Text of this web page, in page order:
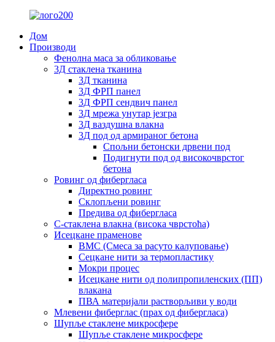
Дом
Производи
Фенолна маса за обликовање
3Д стаклена тканина
3Д тканина
3Д ФРП панел
3Д ФРП сендвич панел
3Д мрежа унутар језгра
3Д ваздушна влакна
3Д под од армираног бетона
Спољни бетонски дрвени под
Подигнути под од високочврстог
бетона
Ровинг од фибергласа
Директно ровинг
Склопљени ровинг
Предива од фибергласа
С-стаклена влакна (висока чврстоћа)
Исецкане праменове
BMC (Смеса за расуто калуповање)
Сецкане нити за термопластику
Мокри процес
Исецкане нити од полипропиленских (ПП)
влакана
ПВА материјали растворљиви у води
Млевени фиберглас (прах од фибергласа)
Шупље стаклене микросфере
Шупље стаклене микросфере